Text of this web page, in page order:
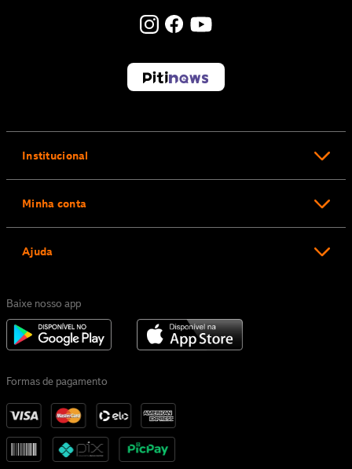
Institucional
Minha conta
Ajuda
Baixe nosso app
Formas de pagamento